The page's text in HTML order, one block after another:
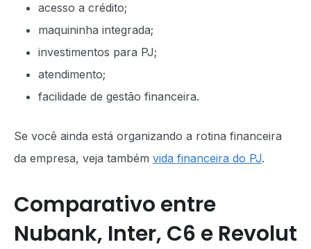
acesso a crédito;
maquininha integrada;
investimentos para PJ;
atendimento;
facilidade de gestão financeira.
Se você ainda está organizando a rotina financeira
da empresa, veja também vida financeira do PJ.
Comparativo entre
Nubank, Inter, C6 e Revolut